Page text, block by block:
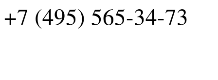
+7 (495) 565-34-73